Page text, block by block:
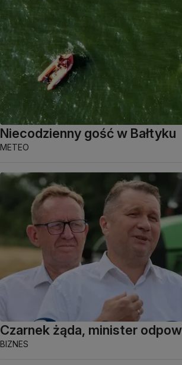
Niecodzienny gość w Bałtyku
METEO
Czarnek żąda, minister
BIZNES